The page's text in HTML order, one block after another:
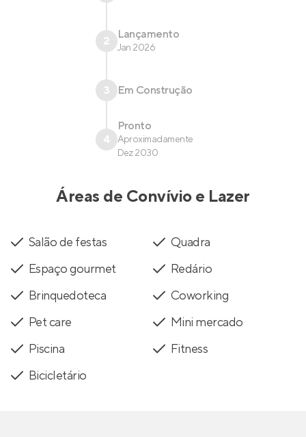
2 Lançamento
Jan 2026
3 Em Construção
4
Pronto
Aproximadamente
Dez 2030
Áreas de Convívio e Lazer
Salão de festas
Quadra
Espaço gourmet
Redário
Brinquedoteca
Coworking
Pet care
Mini mercado
Piscina
Fitness
Bicicletário